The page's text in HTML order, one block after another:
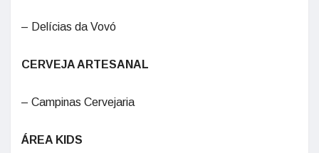
– Delícias da Vovó
CERVEJA ARTESANAL
– Campinas Cervejaria
ÁREA KIDS